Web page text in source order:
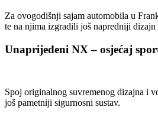
Za ovogodišnji sajam automobila u
te na njima izgradili još napredniji
Unaprijeđeni NX – osjećaj
Spoj originalnog suvremenog dizajna i
još pametniji sigurnosni sustav.